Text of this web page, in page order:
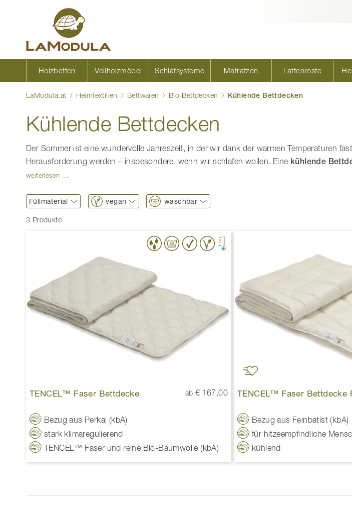
Inhalt
Holzbetten Vollholzmöbel Schlafsysteme Matratzen Lattenroste
LaModula.at Heimtextilien Bettwaren Bio-Bettdecken Kühlende Bettdecken
Kühlende Bettdecken
Der Sommer ist eine wundervolle Jahreszeit, in der wir dank der warmen Temperaturen
Herausforderung werden – insbesondere, wenn wir schlafen wollen. Eine kühlende
weiterlesen ...
Füllmaterial vegan waschbar
3 Produkte
TENCEL™ Faser Bettdecke ab € 167,00
Bezug aus Perkal (kbA)
stark klimaregulierend
TENCEL™ Faser und reine Bio-Baumwolle (kbA)
TENCEL™ Faser Bettdecke
Bezug aus Feinbatist (kbA)
für hitzeempfindliche
kühlend